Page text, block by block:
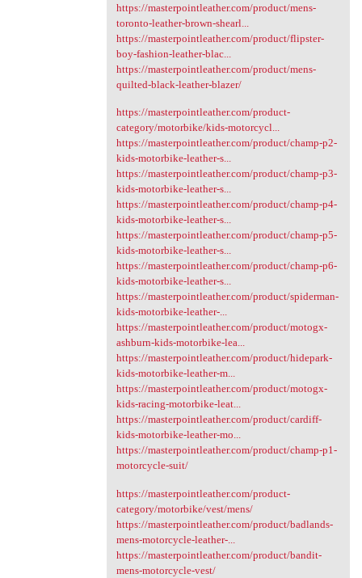
https://masterpointleather.com/product/mens-
toronto-leather-brown-shearl...
https://masterpointleather.com/product/flipster-
boy-fashion-leather-blac...
https://masterpointleather.com/product/mens-
quilted-black-leather-blazer/
https://masterpointleather.com/product-
category/motorbike/kids-motorcycl...
https://masterpointleather.com/product/champ-p2-
kids-motorbike-leather-s...
https://masterpointleather.com/product/champ-p3-
kids-motorbike-leather-s...
https://masterpointleather.com/product/champ-p4-
kids-motorbike-leather-s...
https://masterpointleather.com/product/champ-p5-
kids-motorbike-leather-s...
https://masterpointleather.com/product/champ-p6-
kids-motorbike-leather-s...
https://masterpointleather.com/product/spiderman-
kids-motorbike-leather-...
https://masterpointleather.com/product/motogx-
ashburn-kids-motorbike-lea...
https://masterpointleather.com/product/hidepark-
kids-motorbike-leather-m...
https://masterpointleather.com/product/motogx-
kids-racing-motorbike-leat...
https://masterpointleather.com/product/cardiff-
kids-motorbike-leather-mo...
https://masterpointleather.com/product/champ-p1-
motorcycle-suit/
https://masterpointleather.com/product-
category/motorbike/vest/mens/
https://masterpointleather.com/product/badlands-
mens-motorcycle-leather-...
https://masterpointleather.com/product/bandit-
mens-motorcycle-vest/